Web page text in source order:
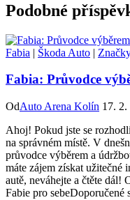
Podobné
Fabia | Škoda Auto |
Fabia: Průvodce
OdAuto Arena Kolín 17. 2.
Ahoj! Pokud jste se
na správném místě. V
průvodce výběrem a
máte zájem získat užitečné
autě, neváhejte a čtěte dál!
Fabie pro